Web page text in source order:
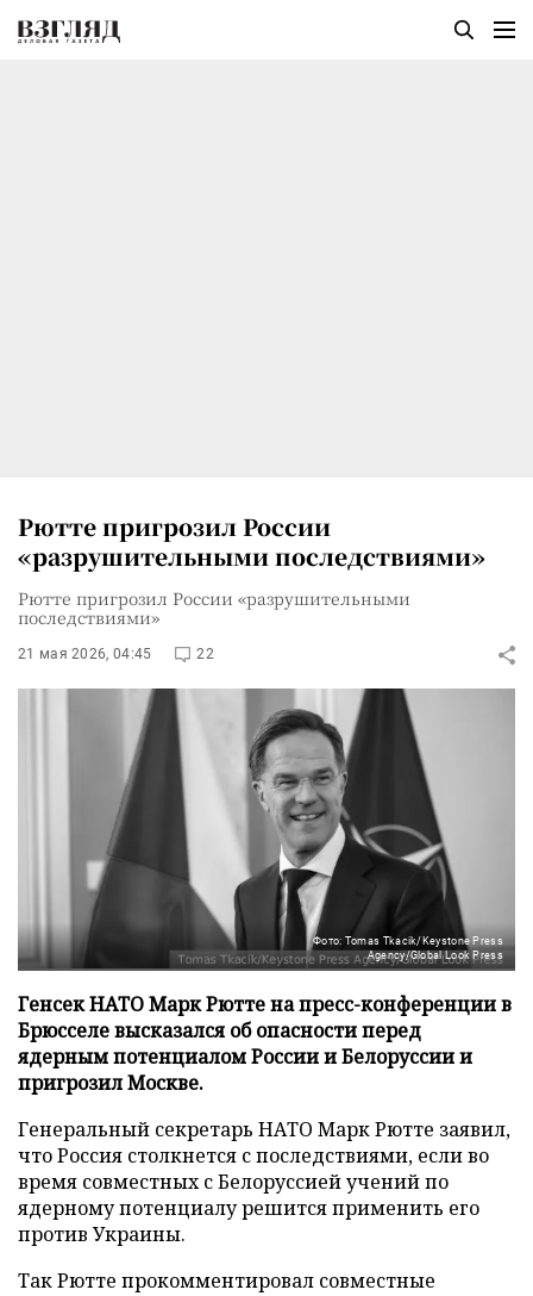
Рютте пригрозил России
«разрушительными последствиями»
Рютте пригрозил России «разрушительными
последствиями»
21 мая 2026, 04:45 22
Фото: Tomas Tkacik/Keystone Press
Agency/Global Look Press
Генсек НАТО Марк Рютте на пресс-конференции в
Брюсселе высказался об опасности перед
ядерным потенциалом России и Белоруссии и
пригрозил Москве.
Генеральный секретарь НАТО Марк Рютте заявил,
что Россия столкнется с последствиями, если во
время совместных с Белоруссией учений по
ядерному потенциалу решится применить его
против Украины.
Так Рютте прокомментировал совместные